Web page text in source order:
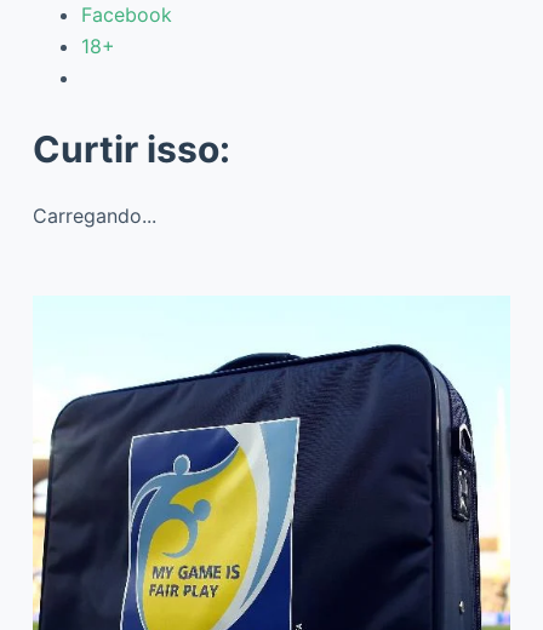
Facebook
18+
Curtir isso:
Carregando...